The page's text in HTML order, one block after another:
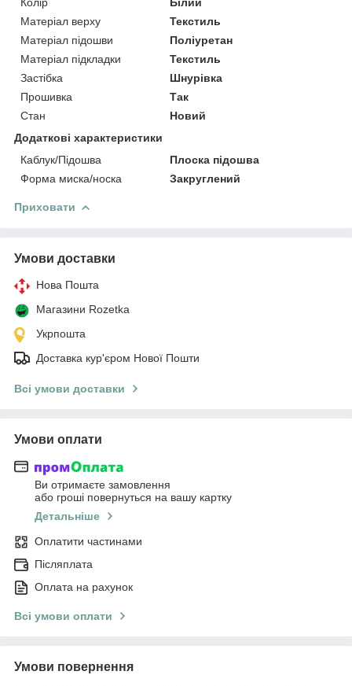
Матеріал верху
Текстиль
Матеріал підошви
Поліуретан
Матеріал підкладки
Текстиль
Застібка
Шнурівка
Прошивка
Так
Стан
Новий
Додаткові характеристики
Каблук/Підошва
Плоска підошва
Форма миска/носка
Закруглений
Приховати
Умови доставки
Нова Пошта
Магазини Rozetka
Укрпошта
Доставка кур'єром Нової Пошти
Всі умови доставки
Умови оплати
Ви отримаєте замовлення
або гроші повернуться на вашу картку
Детальніше
Оплатити частинами
Післяплата
Оплата на рахунок
Всі умови оплати
Умови повернення